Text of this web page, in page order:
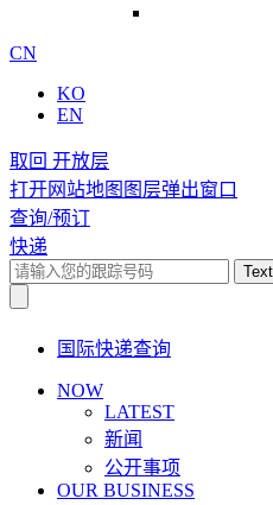
CN
KO
EN
取回 开放层
打开网站地图图层弹出窗口
查询/预订
快递
国际快递查询
NOW
LATEST
新闻
公开事项
OUR BUSINESS